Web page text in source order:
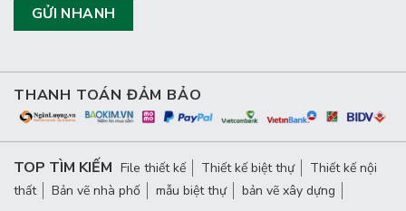
THANH TOÁN ĐẢM BẢO
TOP TÌM KIẾM File thiết kế Thiết kế biệt thự
Thiết kế nội
thất
Bản vẽ nhà phố mẫu biệt thự bản vẽ xây dựng